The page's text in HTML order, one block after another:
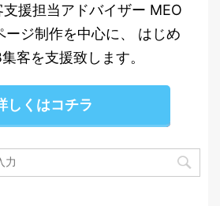
援担当アドバイザー MEO
ージ制作を中心に、 はじめ
客を支援致します。
しくはコチラ